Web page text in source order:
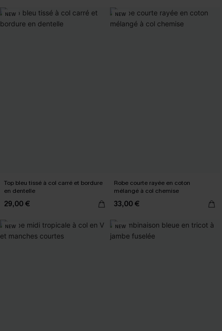
NEW
Top bleu tissé à col carré et bordure
en dentelle
29,00 €
NEW
Robe courte rayée en coton
mélangé à col chemise
33,00 €
NEW NEW